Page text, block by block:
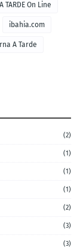
On Line
ibahia.com
A Tarde
(2)
(1)
(1)
(1)
(2)
(3)
(3)